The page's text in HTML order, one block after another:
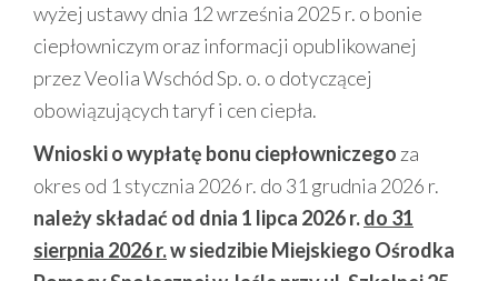
wyżej ustawy dnia 12 września 2025 r. o bonie
ciepłowniczym oraz informacji opublikowanej
przez Veolia Wschód Sp. o. o dotyczącej
obowiązujących taryf i cen ciepła.
Wnioski o wypłatę bonu ciepłowniczegoza
okres od 1 stycznia 2026 r. do 31 grudnia 2026 r.
należy składać od dnia 1 lipca 2026 r.do 31
sierpnia 2026 r.w siedzibie Miejskiego Ośrodka